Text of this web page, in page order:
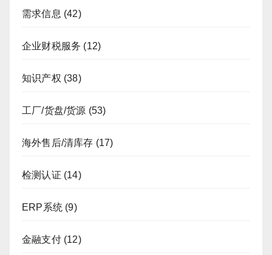
需求信息 (42)
企业财税服务 (12)
知识产权 (38)
工厂/货盘/货源 (53)
海外售后/清库存 (17)
检测认证 (14)
ERP系统 (9)
金融支付(12)